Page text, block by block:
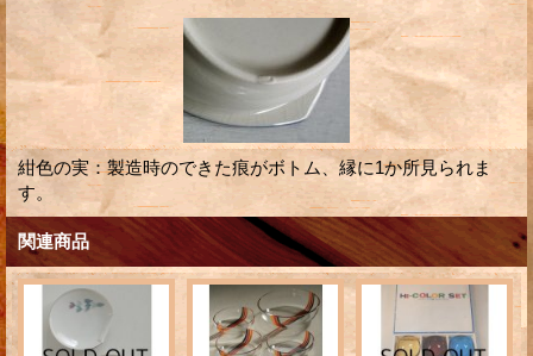
紺色の実：製造時のできた痕がボトム、縁に1か所見られま
す。
関連商品